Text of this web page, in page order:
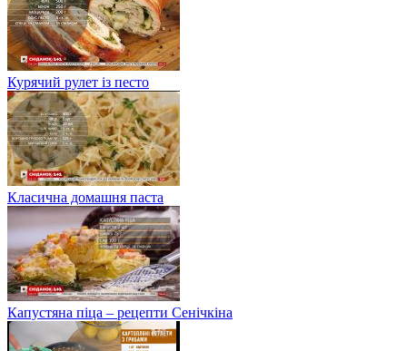
Курячий рулет із песто
Класична домашня паста
Капустяна піца – рецепти Сенічкіна